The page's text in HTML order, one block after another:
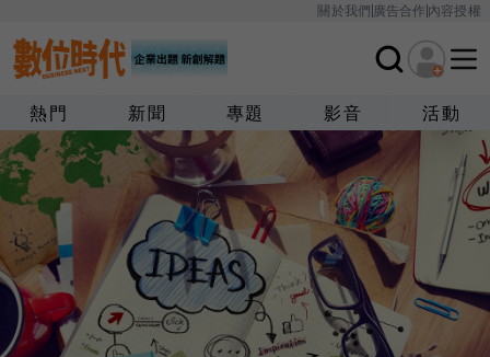
關於我們廣告合作內容授權
熱門 新聞 專題 影音 活動